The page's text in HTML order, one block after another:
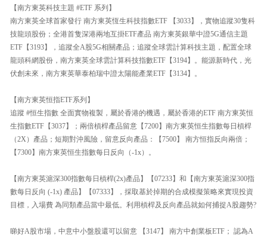
【南方東英科技主題 #ETF 系列】
南方東英全球首家發行 南方東英恆生科技指數ETF 【3033】，實物追蹤30隻科
技龍頭股份；全港首隻深港兩地互掛ETF產品 南方東英銀華中證5G通信主題
ETF【3193】，追蹤全A股5G相關產品；追蹤全球雲計算科技主題，配置全球
龍頭科網股份，南方東英全球雲計算科技指數ETF【3194】。能源新時代，光
伏創未來，南方東英華泰柏瑞中證太陽能產業ETF【3134】。
【南方東英恒指ETF系列】
追蹤 #恒生指數 全面實物複製，屬於香港的機遇，屬於香港的ETF 南方東英恒
生指數ETF【3037】；兩倍槓桿產品留意【7200】南方東英恒生指數每日槓桿
（2X）產品；短期對沖風險，留意反向產品：【7500】 南方恒指反向兩倍；
【7300】南方東英恒生指數每日反向（-1x）。
【南方東英滬深300指數每日槓桿(2x)產品】【07233】和【南方東英滬深300指
數每日反向 (-1x) 產品】【07333】，採取基於掉期的合成模擬策略來實現投資
目標，入場費 為同類產品當中最低。利用槓桿及反向產品就如何捕捉A股趨勢?
睇好A股市場，中意中小盤股還可以留意 【3147】 南方中創業板ETF； 認為A